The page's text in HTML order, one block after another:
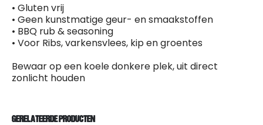
• Gluten vrij
• Geen kunstmatige geur- en smaakstoffen
• BBQ rub & seasoning
• Voor Ribs, varkensvlees, kip en groentes
Bewaar op een koele donkere plek, uit direct
zonlicht houden
GERELATEERDE PRODUCTEN